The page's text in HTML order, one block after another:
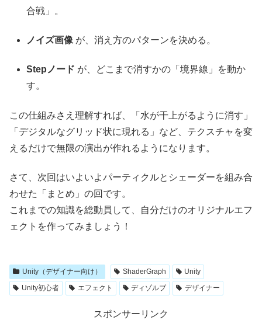
合戦」。
ノイズ画像 が、消え方のパターンを決める。
Stepノード が、どこまで消すかの「境界線」を動か
す。
この仕組みさえ理解すれば、「水が干上がるように消す」
「デジタルなグリッド状に現れる」など、テクスチャを変
えるだけで無限の演出が作れるようになります。
さて、次回はいよいよパーティクルとシェーダーを組み合
わせた「まとめ」の回です。
これまでの知識を総動員して、自分だけのオリジナルエフ
ェクトを作ってみましょう！
Unity（デザイナー向け） ShaderGraph
Unity
Unity初心者
エフェクト ディゾルブ デザイナー
スポンサーリンク